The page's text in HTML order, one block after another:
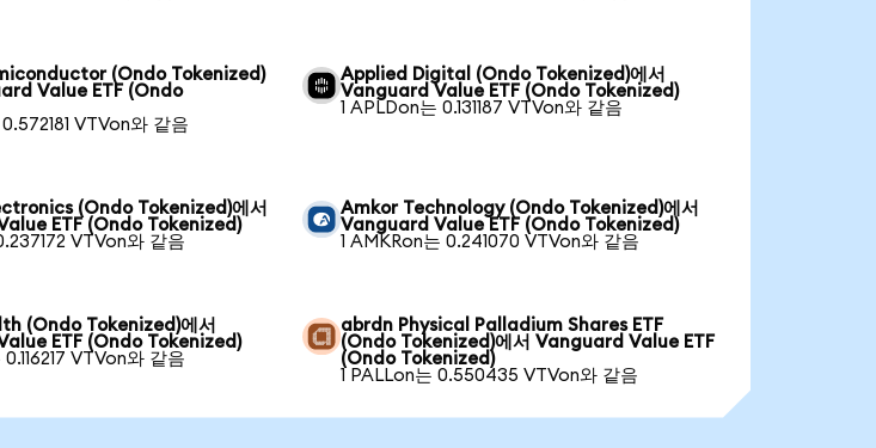
(Ondo Tokenized)
Value ETF (Ondo
VTVon와 같음
Applied Digital (Ondo Tokenized)에서
Vanguard Value ETF (Ondo Tokenized)
1 APLDon는 0.131187 VTVon와 같음
(Ondo Tokenized)에서
ETF (Ondo Tokenized)
VTVon와 같음
Amkor Technology (Ondo Tokenized)에서
Vanguard Value ETF (Ondo Tokenized)
1 AMKRon는 0.241070 VTVon와 같음
(Ondo Tokenized)에서
ETF (Ondo Tokenized)
VTVon와 같음
abrdn Physical Palladium Shares ETF
(Ondo Tokenized)에서 Vanguard Value ETF
(Ondo Tokenized)
1 PALLon는 0.550435 VTVon와 같음